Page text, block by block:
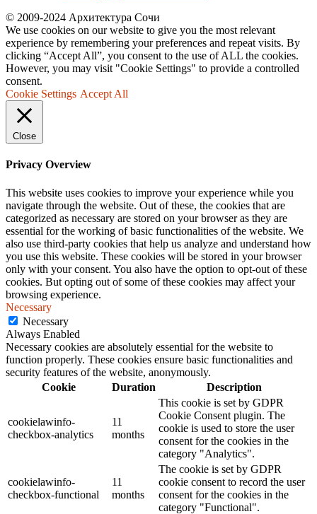
© 2009-2024 Архитектура Сочи
We use cookies on our website to give you the most relevant
experience by remembering your preferences and repeat visits. By
clicking “Accept All”, you consent to the use of ALL the cookies.
However, you may visit "Cookie Settings" to provide a controlled
consent.
Cookie Settings Accept All
Close
Privacy Overview
This website uses cookies to improve your experience while you
navigate through the website. Out of these, the cookies that are
categorized as necessary are stored on your browser as they are
essential for the working of basic functionalities of the website. We
also use third-party cookies that help us analyze and understand how
you use this website. These cookies will be stored in your browser
only with your consent. You also have the option to opt-out of these
cookies. But opting out of some of these cookies may affect your
browsing experience.
Necessary
Necessary
Always Enabled
Necessary cookies are absolutely essential for the website to
function properly. These cookies ensure basic functionalities and
security features of the website, anonymously.
Cookie
Duration Description
cookielawinfo-
checkbox-analytics
11
months
This cookie is set by GDPR
Cookie Consent plugin. The
cookie is used to store the user
consent for the cookies in the
category "Analytics".
cookielawinfo-
checkbox-functional
11
months
The cookie is set by GDPR
cookie consent to record the user
consent for the cookies in the
category "Functional".